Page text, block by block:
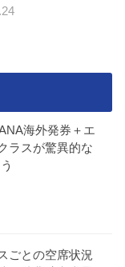
海外発券＋エ
ラスが驚異的な
ごとの空席状況